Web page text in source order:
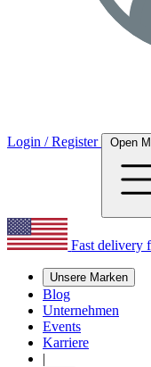
Login / Register Open
Fast delivery
Unsere Marken
Blog
Unternehmen
Events
Karriere
|